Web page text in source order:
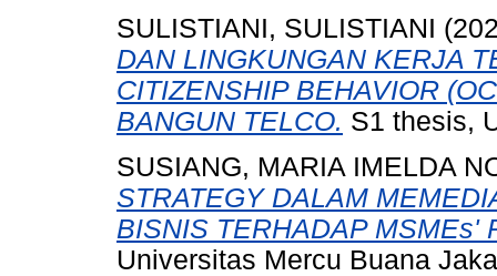
SULISTIANI, SULISTIANI
DAN LINGKUNGAN KERJA
CITIZENSHIP BEHAVIOR
BANGUN TELCO. S1 thesis,
SUSIANG, MARIA IMELDA
STRATEGY DALAM
BISNIS TERHADAP MSMEs'
Universitas Mercu Buana